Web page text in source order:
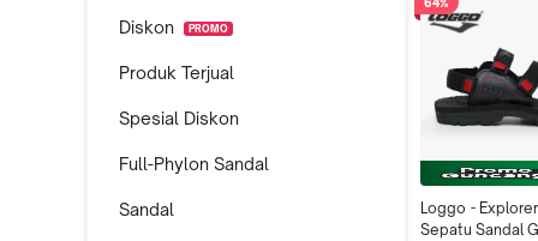
Diskon PROMO
Produk Terjual
Spesial Diskon
Full-Phylon Sandal
Sandal
Loggo -
Sepatu Sandal